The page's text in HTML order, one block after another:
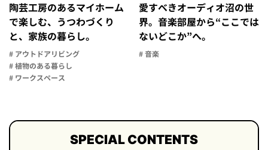
陶芸工房のあるマイホーム
で楽しむ、うつわづくり
と、家族の暮らし。
# アウトドアリビング
# 植物のある暮らし
# ワークスペース
愛すべきオーディオ沼の世
界。音楽部屋から“ここでは
ないどこか”へ。
# 音楽
SPECIAL CONTENTS